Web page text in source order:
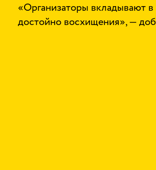
«Организаторы вкладывают
достойно восхищения», —